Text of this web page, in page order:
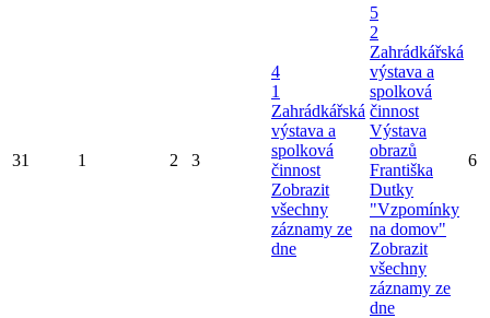
31 1 2 3
4
1
Zahrádkářská
výstava a
spolková
činnost
Zobrazit
všechny
záznamy ze
dne
5
2
Zahrádkářská
výstava a
spolková
činnost
Výstava
obrazů
Františka
Dutky
"Vzpomínky
na domov"
Zobrazit
všechny
záznamy ze
dne
6